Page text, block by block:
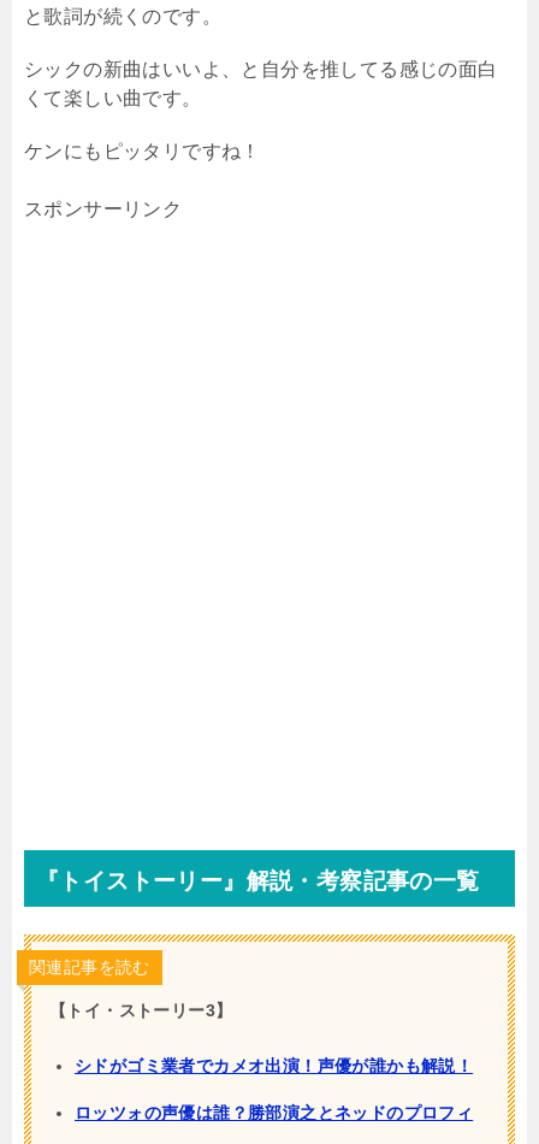
と歌詞が続くのです。
シックの新曲はいいよ、と自分を推してる感じの面白
くて楽しい曲です。
ケンにもピッタリですね！
スポンサーリンク
『トイストーリー』解説・考察記事の一覧
関連記事を読む
【トイ・ストーリー3】
シドがゴミ業者でカメオ出演！声優が誰かも解説！
ロッツォの声優は誰？勝部演之とネッドのプロフィ